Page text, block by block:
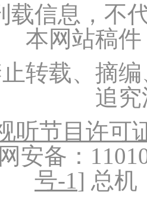
载信息，不
本网站稿
转载、摘
追
听节目许可
安备：
号-1] 总机